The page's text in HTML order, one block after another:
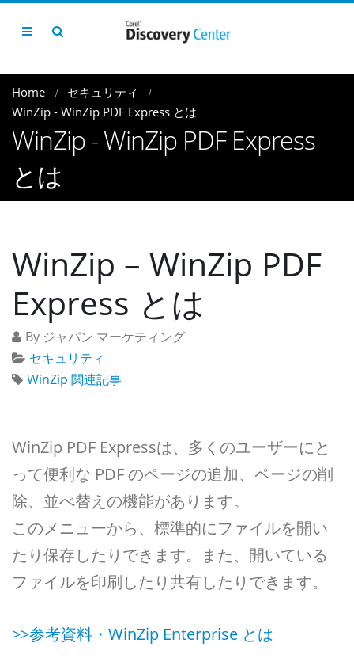
Home
セキュリティ
WinZip - WinZip PDF Express とは
WinZip - WinZip PDF Express
とは
WinZip – WinZip PDF
Express とは
By ジャパン マーケティング
セキュリティ
WinZip 関連記事
WinZip PDF Expressは、多くのユーザーにと
って便利な PDF のページの追加、ページの削
除、並べ替えの機能があります。
このメニューから、標準的にファイルを開い
たり保存したりできます。また、開いている
ファイルを印刷したり共有したりできます。
>>参考資料・WinZip Enterprise とは